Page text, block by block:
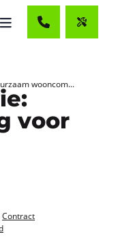
wooncom...
voor
Contract